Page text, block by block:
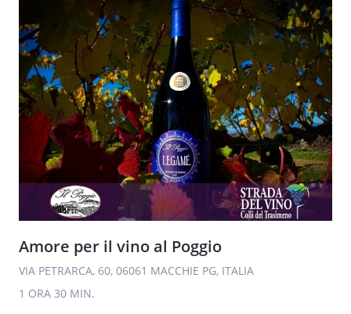
Amore per il vino al Poggio
VIA PETRARCA, 60, 06061 MACCHIE PG, ITALIA
1 ORA 30 MIN.